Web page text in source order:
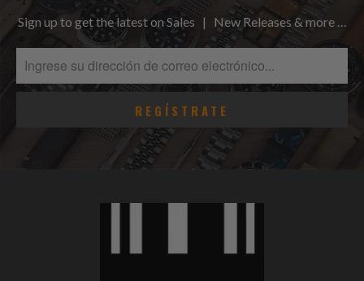
Sign up to get the latest on Sales | New Releases & more …